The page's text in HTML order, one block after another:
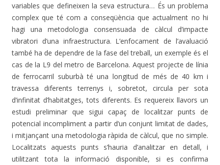
variables que defineixen la seva estructura… És un problema
complex que té com a conseqüència que actualment no hi
hagi una metodologia consensuada de càlcul d’impacte
vibratori d’una infraestructura. L’enfocament de l’avaluació
també ha de dependre de la fase del treball, un exemple és el
cas de la L9 del metro de Barcelona. Aquest projecte de línia
de ferrocarril suburbà té una longitud de més de 40 km i
travessa diferents terrenys i, sobretot, circula per sota
d’infinitat d’habitatges, tots diferents. Es requereix llavors un
estudi preliminar que sigui capaç de localitzar punts de
potencial incompliment a partir d’un conjunt limitat de dades,
i mitjançant una metodologia ràpida de càlcul, que no simple.
Localitzats aquests punts s’hauria d’analitzar en detall, i
utilitzant tota la informació disponible, si es confirma